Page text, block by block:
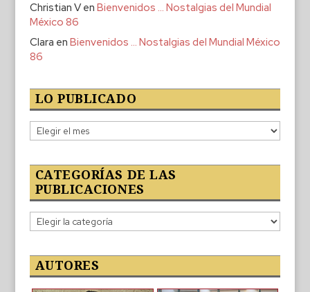
Christian Ven Bienvenidos … Nostalgias del Mundial
México 86
Clara en Bienvenidos … Nostalgias del Mundial México
86
LO PUBLICADO
Lo
publicado
CATEGORÍAS DE LAS
PUBLICACIONES
Categorías
de
publicaciones
AUTORES